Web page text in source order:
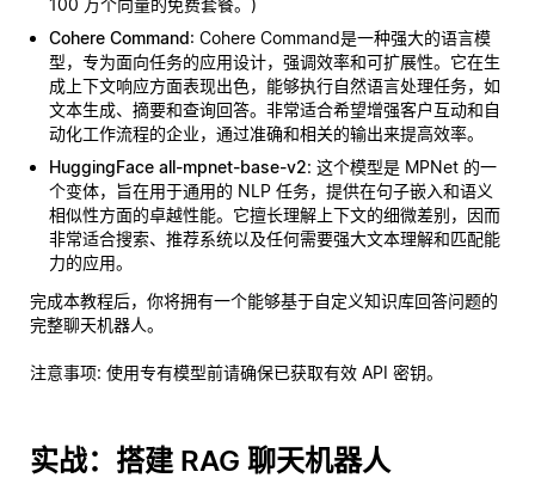
100 万个向量的免费套餐。)
Cohere Command: Cohere Command是一种强大的语言模
型，专为面向任务的应用设计，强调效率和可扩展性。它在生
成上下文响应方面表现出色，能够执行自然语言处理任务，如
文本生成、摘要和查询回答。非常适合希望增强客户互动和自
动化工作流程的企业，通过准确和相关的输出来提高效率。
HuggingFace all-mpnet-base-v2: 这个模型是 MPNet 的一
个变体，旨在用于通用的 NLP 任务，提供在句子嵌入和语义
相似性方面的卓越性能。它擅长理解上下文的细微差别，因而
非常适合搜索、推荐系统以及任何需要强大文本理解和匹配能
力的应用。
完成本教程后，你将拥有一个能够基于自定义知识库回答问题的
完整聊天机器人。
注意事项: 使用专有模型前请确保已获取有效 API 密钥。
实战：搭建 RAG 聊天机器人